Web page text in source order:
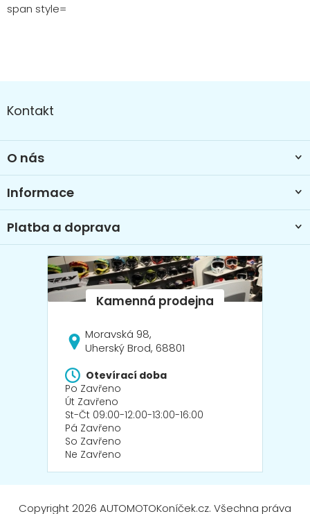
span style=
á
pKontakt
O nás
Informace
Platba a doprava
Moravská 98,
Uherský Brod, 68801
Otevírací doba
Po Zavřeno
Út Zavřeno
St-Čt 09:00-12:00-13:00-16:00
Pá Zavřeno
So Zavřeno
Ne Zavřeno
Copyright 2026 AUTOMOTOKoníček.cz. Všechna práva